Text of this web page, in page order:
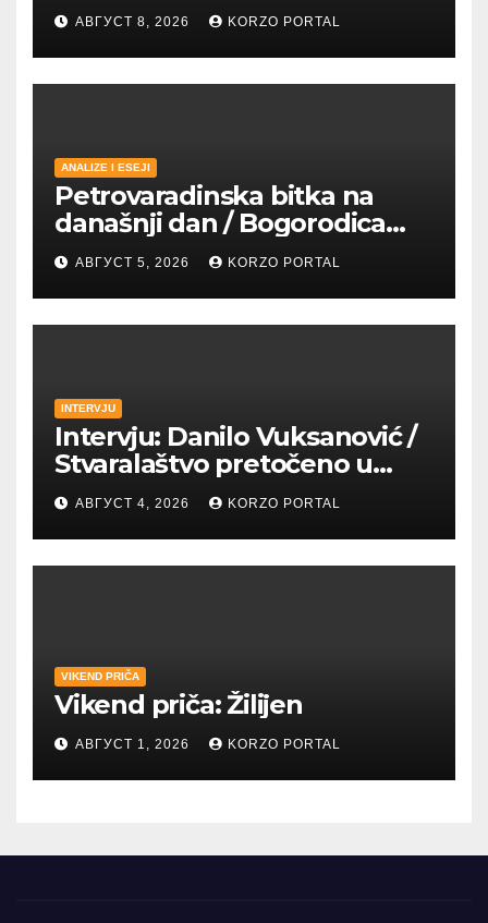
АВГУСТ 8, 2026 KORZO PORTAL
ANALIZE I ESEJI
Petrovaradinska bitka na
današnji dan / Bogorodica
pobednica u
petrovaradinskom Podgrađu
АВГУСТ 5, 2026 KORZO PORTAL
INTERVJU
Intervju: Danilo Vuksanović /
Stvaralaštvo pretočeno u
umetnost i reči
АВГУСТ 4, 2026 KORZO PORTAL
VIKEND PRIČA
Vikend priča: Žilijen
АВГУСТ 1, 2026 KORZO PORTAL